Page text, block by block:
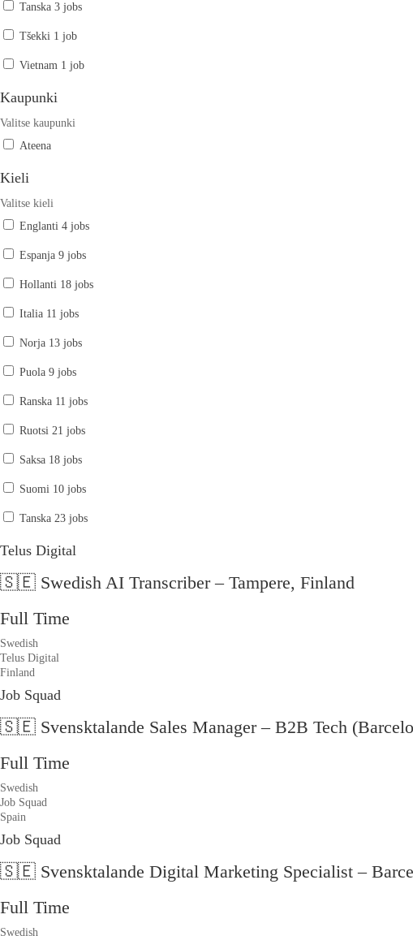
Tanska 3 jobs
Tšekki 1 job
Vietnam 1 job
Kaupunki
Valitse kaupunki
Ateena
Kieli
Valitse kieli
Englanti 4 jobs
Espanja 9 jobs
Hollanti 18 jobs
Italia 11 jobs
Norja 13 jobs
Puola 9 jobs
Ranska 11 jobs
Ruotsi 21 jobs
Saksa 18 jobs
Suomi 10 jobs
Tanska 23 jobs
Telus Digital
🇸🇪 Swedish AI Transcriber – Tampere, Finland
Full Time
Swedish
Telus Digital
Finland
Job Squad
🇸🇪 Svensktalande Sales Manager – B2B Tech
Full Time
Swedish
Job Squad
Spain
Job Squad
🇸🇪 Svensktalande Digital Marketing Specialist –
Full Time
Swedish